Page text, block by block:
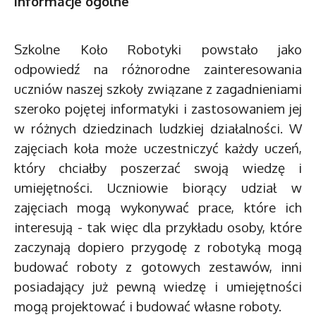
Szkolne Koło Robotyki powstało jako
odpowiedź na różnorodne zainteresowania
uczniów naszej szkoły związane z zagadnieniami
szeroko pojętej informatyki i zastosowaniem jej
w różnych dziedzinach ludzkiej działalności. W
zajęciach koła może uczestniczyć każdy uczeń,
który chciałby poszerzać swoją wiedzę i
umiejętności. Uczniowie biorący udział w
zajęciach mogą wykonywać prace, które ich
interesują - tak więc dla przykładu osoby, które
zaczynają dopiero przygodę z robotyką mogą
budować roboty z gotowych zestawów, inni
posiadający już pewną wiedzę i umiejętności
mogą projektować i budować własne roboty.